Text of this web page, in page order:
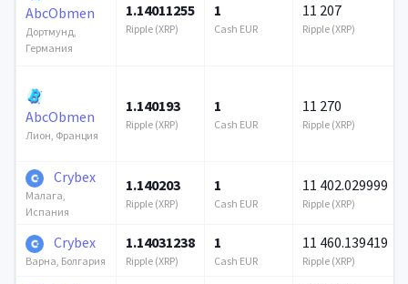
AbcObmen
Дортмунд,
Германия
1.14011255
Ripple (XRP)
1
Cash EUR
11 207
Ripple (XRP)
AbcObmen
Лион, Франция
1.140193
Ripple (XRP)
1
Cash EUR
11 270
Ripple (XRP)
Crybex
Малага,
Испания
1.140203
Ripple (XRP)
1
Cash EUR
11 402.029999
Ripple (XRP)
Crybex
Варна, Болгария
1.14031238
Ripple (XRP)
1
Cash EUR
11 460.139419
Ripple (XRP)